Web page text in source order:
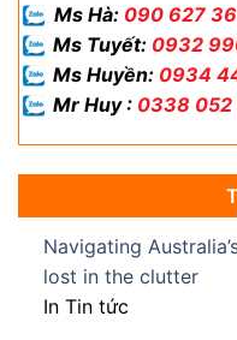
Ms Hà: 090 627
Ms Tuyết: 0932
Ms Huyền: 0934
Mr Huy : 0338 052
Navigating
lost in the clutter
In Tin tức